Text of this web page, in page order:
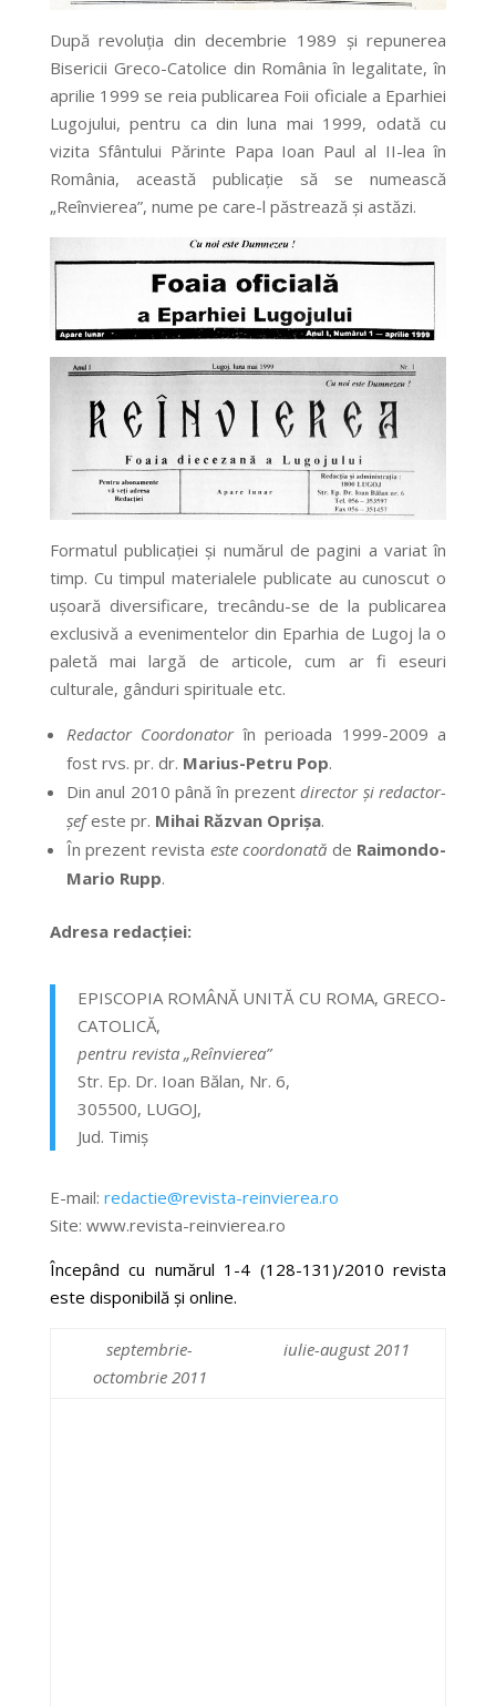
După revoluţia din decembrie 1989 şi repunerea
Bisericii Greco-Catolice din România în legalitate, în
aprilie 1999 se reia publicarea Foii oficiale a Eparhiei
Lugojului, pentru ca din luna mai 1999, odată cu
vizita Sfântului Părinte Papa Ioan Paul al II-lea în
România, această publicaţie să se numească
„Reînvierea”, nume pe care-l păstrează şi astăzi.
Formatul publicaţiei şi numărul de pagini a variat în
timp. Cu timpul materialele publicate au cunoscut o
uşoară diversificare, trecându-se de la publicarea
exclusivă a evenimentelor din Eparhia de Lugoj la o
paletă mai largă de articole, cum ar fi eseuri
culturale, gânduri spirituale etc.
Redactor Coordonatorîn perioada 1999-2009 a
fost rvs. pr. dr. Marius-Petru Pop.
Din anul 2010 până în prezentdirector şi redactor-
şefeste pr. Mihai Răzvan Oprişa.
În prezent revista este coordonată de Raimondo-
Mario Rupp.
Adresa redacţiei:
EPISCOPIA ROMÂNĂ UNITĂ CU ROMA, GRECO-
CATOLICĂ,
pentru revista „Reînvierea”
Str. Ep. Dr. Ioan Bălan, Nr. 6,
305500, LUGOJ,
Jud. Timiş
E-mail: redactie@revista-reinvierea.ro
Site: www.revista-reinvierea.ro
Începând cu numărul 1-4 (128-131)/2010 revista
este disponibilă şi online.
septembrie-
octombrie 2011
iulie-august 2011